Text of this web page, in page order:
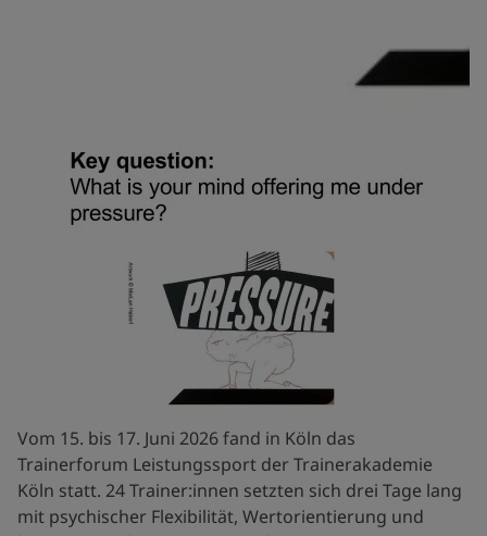
Vom 15. bis 17. Juni 2026 fand in Köln das
Trainerforum Leistungssport der Trainerakademie
Köln statt. 24 Trainer:innen setzten sich drei Tage lang
mit psychischer Flexibilität, Wertorientierung und